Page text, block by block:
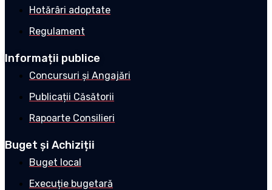
Hotărâri adoptate
Regulament
Informații publice
Concursuri și Angajări
Publicații Căsătorii
Rapoarte Consilieri
Buget și Achiziții
Buget local
Execuție bugetară